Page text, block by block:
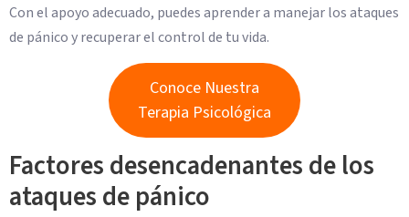
Con el apoyo adecuado, puedes aprender a manejar los ataques
de pánico y recuperar el control de tu vida.
Conoce Nuestra
Terapia Psicológica
Factores desencadenantes de los
ataques de pánico